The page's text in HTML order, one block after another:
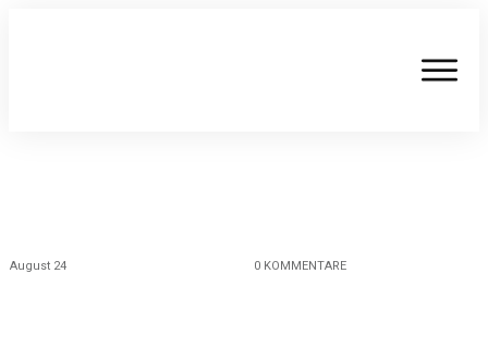
August 24 0KOMMENTARE